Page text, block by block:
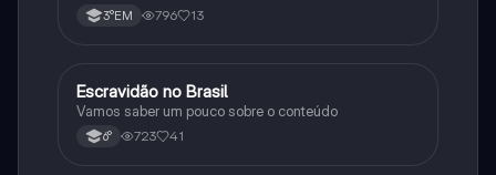
3°EM 796 13
História
Escravidão no Brasil
Vamos saber um pouco sobre o conteúdo
6° 723 41